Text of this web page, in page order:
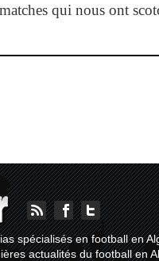
qui nous ont
spécialisés en football en
actualités du football en